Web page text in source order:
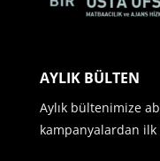
AYLIK BÜLTEN
Aylık bültenimize
kampanyalardan